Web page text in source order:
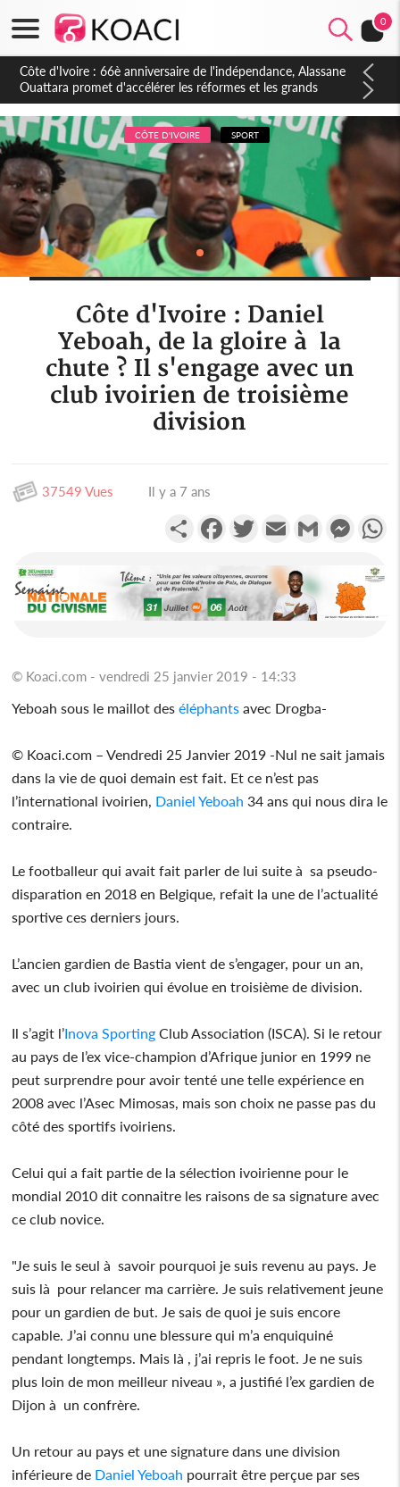
0
Côte d'Ivoire : À Abidjan, Amadou Oury Bah admire le modèle
ivoirien et veut s'en inspirer pour accélérer le développement
de la Guinée
CÔTE D'IVOIRE SPORT
Côte d'Ivoire : Daniel
Yeboah, de la gloire à la
chute ? Il s'engage avec un
club ivoirien de troisième
division
37549 Vues Il y a 7 ans
PartagerFacebookTwitterEmail Gmail
© Koaci.com - vendredi 25 janvier 2019 - 14:33
Yeboah sous le maillot deséléphants avec Drogba-
© Koaci.com – Vendredi 25 Janvier 2019 -Nul ne sait jamais
dans la vie de quoi demain est fait. Et ce n’est pas
l’international ivoirien, Daniel Yeboah 34 ans qui nous dira le
contraire.
Le footballeur qui avait fait parler de lui suite à sa pseudo-
disparation en 2018 en Belgique, refait la une de l’actualité
sportive ces derniers jours.
L’ancien gardien de Bastia vient de s’engager, pour un an,
avec un club ivoirien qui évolue en troisième de division.
Il s’agit l’Inova Sporting Club Association (ISCA). Si le retour
au pays de l’ex vice-champion d’Afrique junior en 1999 ne
peut surprendre pour avoir tenté une telle expérience en
2008 avec l’Asec Mimosas, mais son choix ne passe pas du
côté des sportifs ivoiriens.
Celui qui a fait partie de la sélection ivoirienne pour le
mondial 2010 dit connaitre les raisons de sa signature avec
ce club novice.
"Je suis le seul à savoir pourquoi je suis revenu au pays. Je
suis là pour relancer ma carrière. Je suis relativement jeune
pour un gardien de but. Je sais de quoi je suis encore
capable. J’ai connu une blessure qui m’a enquiquiné
pendant longtemps. Mais là , j’ai repris le foot. Je ne suis
plus loin de mon meilleur niveau », a justifié l’ex gardien de
Dijon à un confrère.
Un retour au pays et une signature dans une division
inférieure de Daniel Yeboah pourrait être perçue par ses